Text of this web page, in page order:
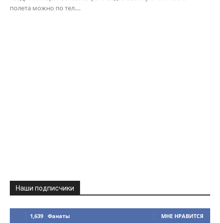
полета можно по тел....
Наши подписчики
1,639 Фанаты МНЕ НРАВИТСЯ